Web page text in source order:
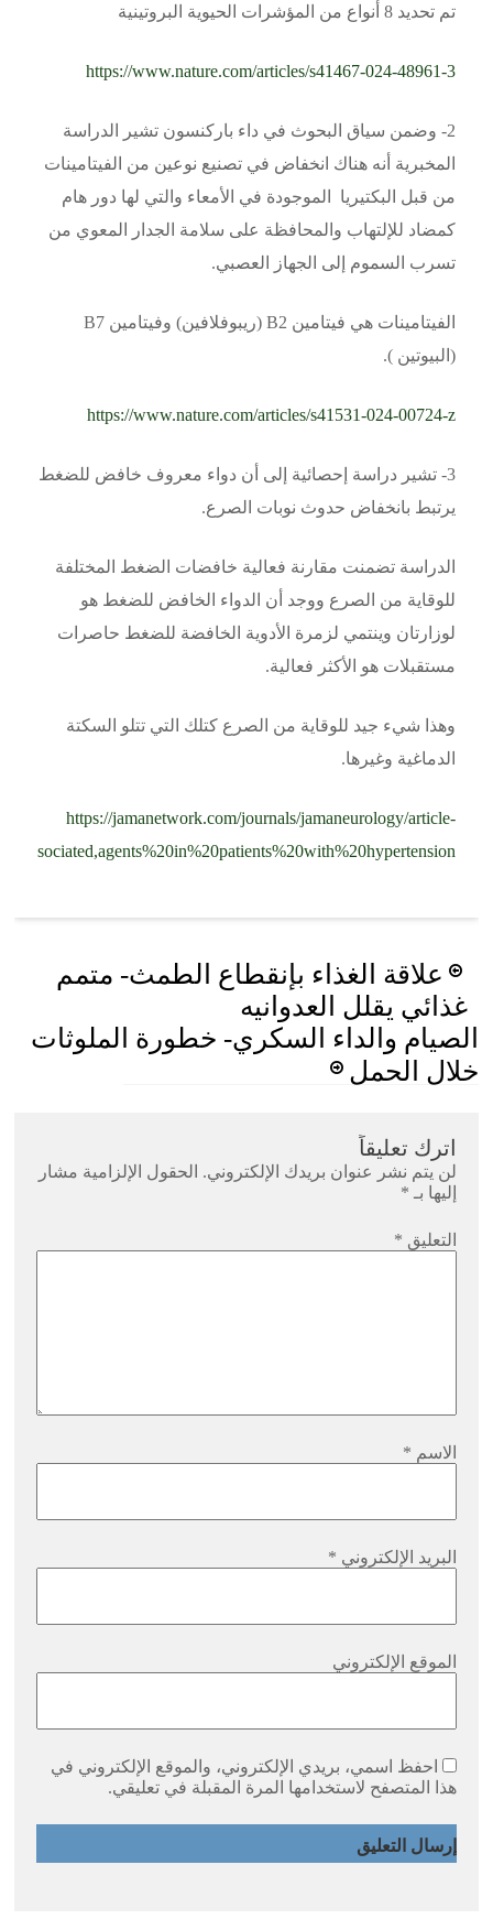
تم تحديد 8 أنواع من المؤشرات الحيوية البروتينية
https://www.nature.com/articles/s41467-024-48961-3
2- وضمن سياق البحوث في داء باركنسون تشير الدراسة
المخبرية أنه هناك انخفاض في تصنيع نوعين من الفيتامينات
من قبل البكتيريا الموجودة في الأمعاء والتي لها دور هام
كمضاد للإلتهاب والمحافظة على سلامة الجدار المعوي من
تسرب السموم إلى الجهاز العصبي.
الفيتامينات هي فيتامين B2 (ريبوفلافين) وفيتامين B7
(البيوتين ).
https://www.nature.com/articles/s41531-024-00724-z
3- تشير دراسة إحصائية إلى أن دواء معروف خافض للضغط
يرتبط بانخفاض حدوث نوبات الصرع.
الدراسة تضمنت مقارنة فعالية خافضات الضغط المختلفة
للوقاية من الصرع ووجد أن الدواء الخافض للضغط هو
لوزارتان وينتمي لزمرة الأدوية الخافضة للضغط حاصرات
مستقبلاتهو الأكثر فعالية.
وهذا شيء جيد للوقاية من الصرع كتلك التي تتلو السكتة
الدماغية وغيرها.
https://jamanetwork.com/journals/jamaneurology/article-
Post
navigation
علاقة الغذاء بإنقطاع الطمث- متمم
غذائي يقلل العدوانيه
الصيام والداء السكري- خطورة الملوثات
خلال الحمل
اترك تعليقاً
لن يتم نشر عنوان بريدك الإلكتروني. الحقول الإلزامية مشار
إليها بـ *
التعليق *
الاسم *
البريد الإلكتروني *
الموقع الإلكتروني
احفظ اسمي، بريدي الإلكتروني، والموقع الإلكتروني في
هذا المتصفح لاستخدامها المرة المقبلة في تعليقي.